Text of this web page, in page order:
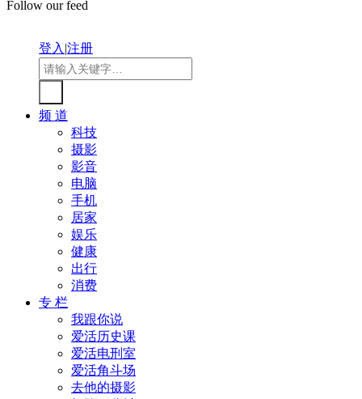
Follow our feed
登入|注册
频 道
科技
摄影
影音
电脑
手机
居家
娱乐
健康
出行
消费
专 栏
我跟你说
爱活历史课
爱活电刑室
爱活角斗场
去他的摄影